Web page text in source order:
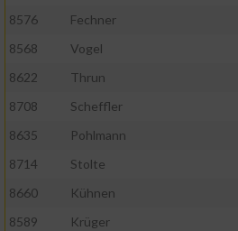
8576
Fechner
8568
Vogel
8622
Thrun
8708
Scheffler
8635
Pohlmann
8714
Stolte
8660
Kühnen
8589
Krüger